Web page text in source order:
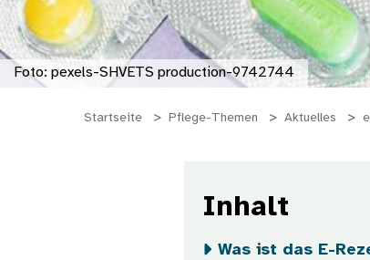
Foto: pexels-SHVETS production-9742744
Startseite Pflege-Themen Aktuelles
Inhalt
Was ist das E-